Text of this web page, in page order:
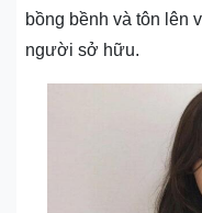
bồng bềnh và tôn lên
người sở hữu.